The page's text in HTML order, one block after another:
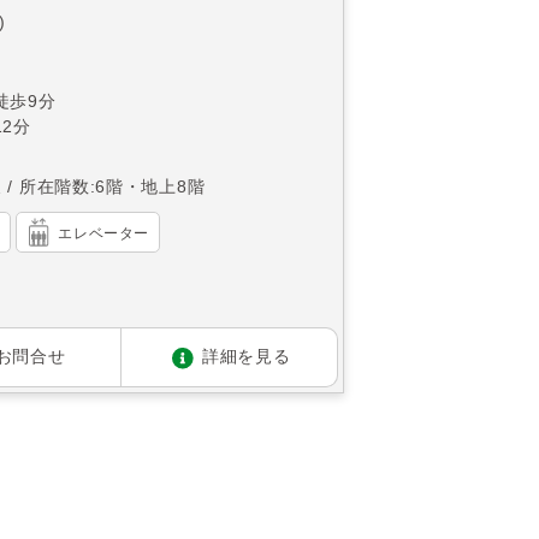
歩9分
分
所在階数:6階・地上8階
エレベーター
問合せ 詳細を見る